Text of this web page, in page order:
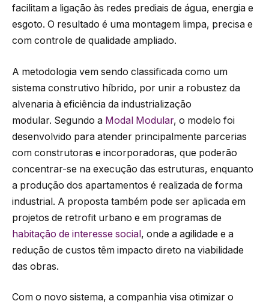
facilitam a ligação às redes prediais de água, energia e
esgoto. O resultado é uma montagem limpa, precisa e
com controle de qualidade ampliado.
A metodologia vem sendo classificada como um
sistema construtivo híbrido, por unir a robustez da
alvenaria à eficiência da industrialização
modular. Segundo a Modal Modular, o modelo foi
desenvolvido para atender principalmente parcerias
com construtoras e incorporadoras, que poderão
concentrar-se na execução das estruturas, enquanto
a produção dos apartamentos é realizada de forma
industrial. A proposta também pode ser aplicada em
projetos de retrofit urbano e em programas de
habitação de interesse social, onde a agilidade e a
redução de custos têm impacto direto na viabilidade
das obras.
Com o novo sistema, a companhia visa otimizar o